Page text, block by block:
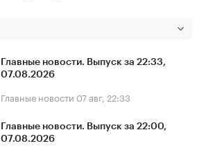
Главные новости. Выпуск за 22:33,
07.08.2026
Главные новости 07 авг, 22:33
Главные новости. Выпуск за 22:00,
07.08.2026